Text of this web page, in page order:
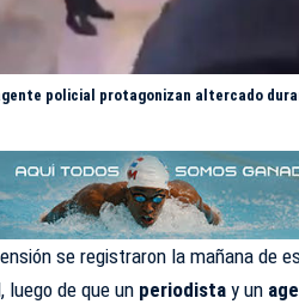
policial protagonizan altercado
se registraron la mañana de
luego de que un periodistay un